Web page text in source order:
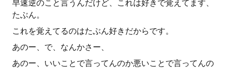
早速逆のこと言うんだけど、これは好きで覚えてます、
たぶん。
これを覚えてるのはたぶん好きだからです。
あのー、で、なんかさー、
あのー、いいことで言ってんのか悪いことで言ってんの